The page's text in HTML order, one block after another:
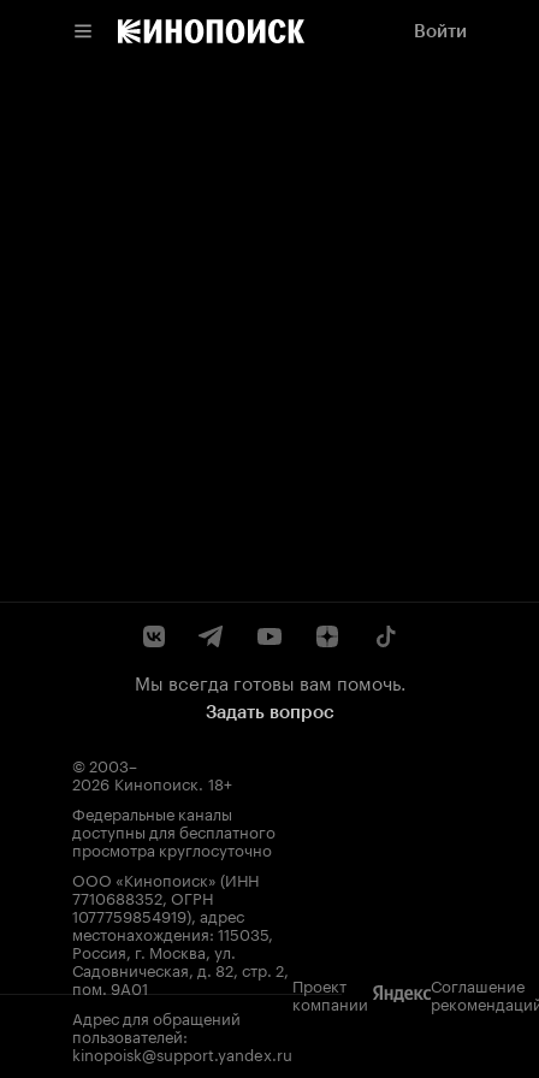
Войти
Мы всегда готовы вам помочь.
Задать вопрос
© 2003–
2026 Кинопоиск. 18+
Федеральные каналы
доступны для бесплатного
просмотра круглосуточно
ООО «Кинопоиск» (ИНН
7710688352, ОГРН
1077759854919), адрес
местонахождения: 115035,
Россия, г. Москва, ул.
Садовническая, д. 82, стр. 2,
пом. 9А01
Адрес для обращений
пользователей:
kinopoisk@support.yandex.ru
Проект
компании
Соглашение